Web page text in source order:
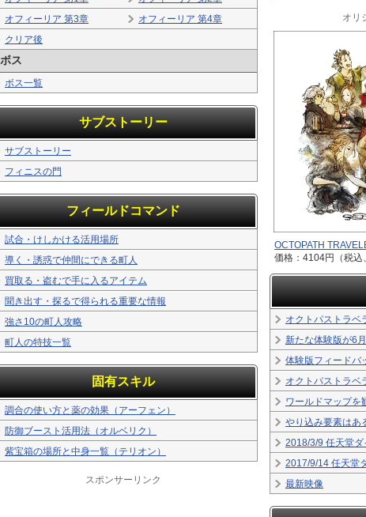
オフィーリア 第3章
オフィーリア 第4章
クリア後
ボス
ボス一覧
サブストーリー
サブストーリー
フィニスの門
フィールドコマンド
試合・けしかける活用場所
導く・誘惑で仲間にできる町人
買取る・盗むで手に入るアイテム
聞き出す・探るで得られる重要な情報
強さ10の町人攻略
町人の特技一覧
固有スキル
調合の使い方と薬の効果（アーフェン）
防御ブースト活用法（オルベリク）
紫宝箱の場所と中身一覧（テリオン）
スポンサーリンク
オリ
OCTOPATH
価格：4104円（税込
オクトパストラベ
新たな体験版が6
体験版フィードバ
オクトパストラベ
ワールドマップを
やり込み要素はあ
2018/3/9 任天堂
2017/9/14 任天堂
最新映像